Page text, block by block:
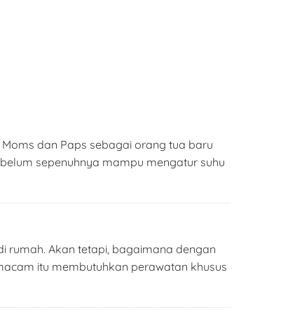
dan Paps sebagai orang tua baru
sepenuhnya mampu mengatur suhu
rumah. Akan tetapi, bagaimana dengan
itu membutuhkan perawatan khusus